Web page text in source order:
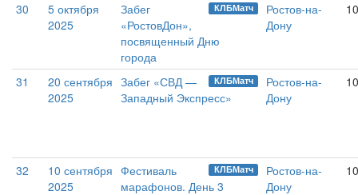
30
5 октября
2025
КЛБМатч
Забег
«РостовДон»,
посвященный Дню
города
Ростов-на-
Дону
31
20 сентября
2025
КЛБМатч
Забег «СВД —
Западный Экспресс»
Ростов-на-
Дону
32
10 сентября
2025
КЛБМатч
Фестиваль
марафонов. День 3
Ростов-на-
Дону